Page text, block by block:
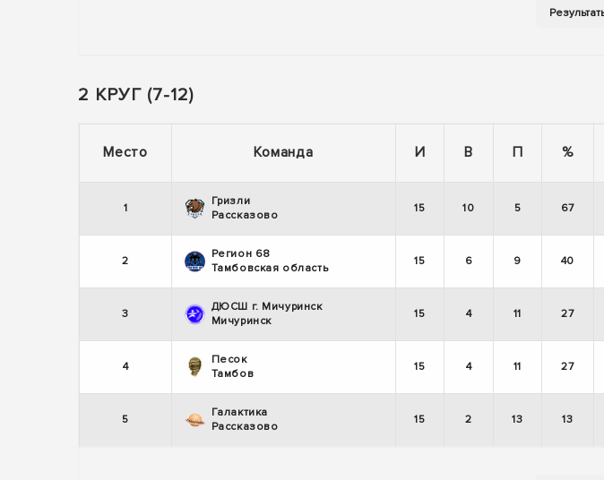
2 КРУГ (7-12)
Место Команда И В П %
1
Гризли
Рассказово
15 10 5 67
2
Регион 68
Тамбовская область
15 6 9 40
3
ДЮСШ г. Мичуринск
Мичуринск
15 4 11 27
4
Песок
Тамбов
15 4 11 27
5
Галактика
Рассказово
15 2 13 13